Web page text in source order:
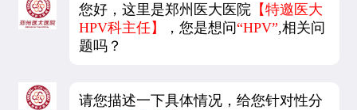
您好，这里是郑州医大医院 【特邀医大
HPV科主任】
，您是想问“HPV”,相关问
题吗？
请您描述一下具体情况，给您针对性分